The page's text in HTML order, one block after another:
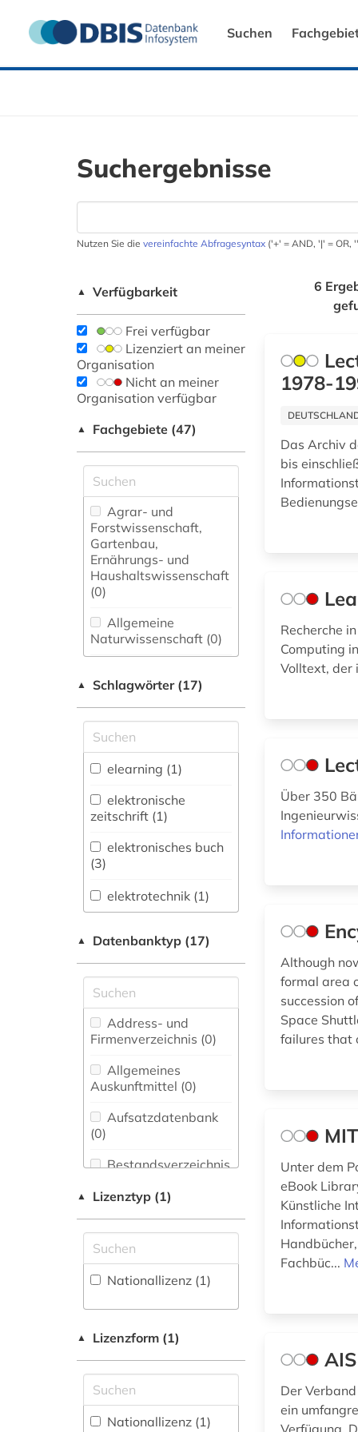
Suchen
Suchergebnisse
Nutzen Sie die vereinfachte Abfragesyntax ('+' = AND, '|' = OR,
▲ Verfügbarkeit
Frei verfügbar
Lizenziert an meiner
Organisation
Nicht an meiner
Organisation verfügbar
▲ Fachgebiete (47)
Agrar- und
Forstwissenschaft,
Gartenbau,
Ernährungs- und
Haushaltswissenschaft
(0)
Allgemeine
Naturwissenschaft (0)
fachübergreifende
Allgemeine und
vergleichende Sprach-
und
Literaturwissenschaft.
Indogermanistik.
Außereuropäische
Literaturen (0)
Amerikanistik (0)
Vermessungswesen (0)
Biologie,
Biotechnologie (1)
Buch- und
Bibliothekswesen,
Informationswissenschaft
(0)
Pharmazie (0)
Elektrotechnik,
Elektronik,
Nachrichtentechnik (2)
Energietechnik (0)
Ethnologie (0)
(1)
Germanistik.
Niederlandistik.
▲ Schlagwörter (17)
elearning (1)
elektronische
zeitschrift (1)
elektronisches buch
(3)
elektrotechnik (1)
informationstechnologie
(6)
informationstheorie
(1)
informationswissenschaften
(3)
krisenmanagement
künstliche intelligenz
(1)
neue medien (1)
organisationsversagen
programmierung (1)
regelungstechnik (2)
▲ Datenbanktyp (17)
Address- und
Firmenverzeichnis (0)
Allgemeines
Auskunftmittel (0)
Aufsatzdatenbank
(0)
Bestandsverzeichnis
Buchhandelsverzeichnis
Forschungsdatenrepositorien
Disziplinäre
Repositorien (0)
▲ Lizenztyp (1)
Nationallizenz (1)
▲ Lizenzform (1)
Nationallizenz (1)
6
1978-
Das Archiv
bis
Recherche
Computing
Volltext, der
Über 350
Although
formal area
succession
Space
failures that
Unter dem
eBook
Künstliche
Fachbüc...
Der
ein